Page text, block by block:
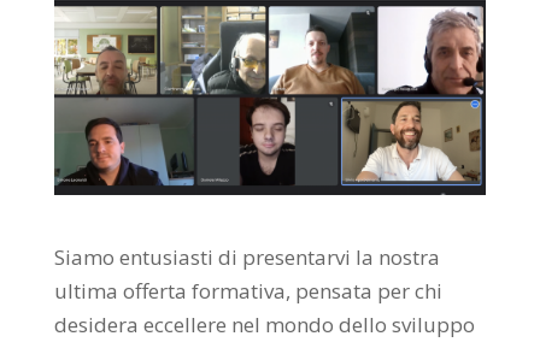
Siamo entusiasti di presentarvi la nostra
ultima offerta formativa, pensata per chi
desidera eccellere nel mondo dello sviluppo